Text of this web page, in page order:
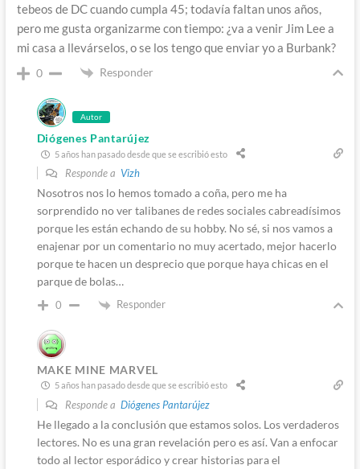
tebeos de DC cuando cumpla 45; todavía faltan unos años,
pero me gusta organizarme con tiempo: ¿va a venir Jim Lee a
mi casa a llevárselos, o se los tengo que enviar yo a Burbank?
0 Responder
Autor
Diógenes Pantarújez
5 años han pasado desde que se escribió esto
Responde a Vizh
Nosotros nos lo hemos tomado a coña, pero me ha
sorprendido no ver talibanes de redes sociales cabreadísimos
porque les están echando de su hobby. No sé, si nos vamos a
enajenar por un comentario no muy acertado, mejor hacerlo
porque te hacen un desprecio que porque haya chicas en el
parque de bolas…
0 Responder
MAKE MINE MARVEL
5 años han pasado desde que se escribió esto
Responde a Diógenes Pantarújez
He llegado a la conclusión que estamos solos. Los verdaderos
lectores. No es una gran revelación pero es así. Van a enfocar
todo al lector esporádico y crear historias para el